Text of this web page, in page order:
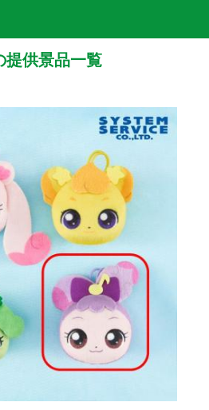
提供景品一覧